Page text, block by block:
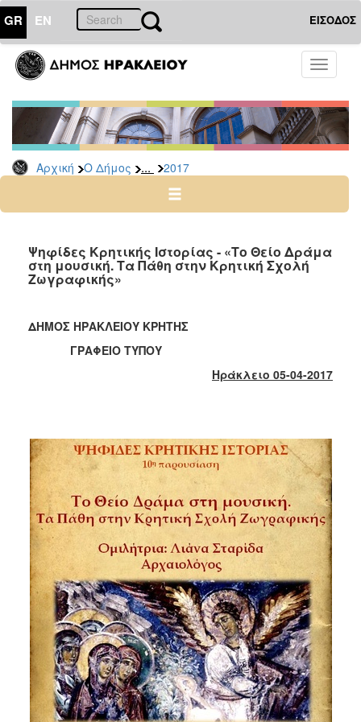
GR EN ΕΙΣΟΔΟΣ
Toggle
Αρχική Ο Δήμος ... 2017
ΔΗΜΟΣ
Δελτία
Τύπου
Αρχείο
2026
2024
2022
2021
2015
2013
2012
2011
2010
2006
ΤΟΠΟΣ
ΠΟΛΙΤΙΣΜΟΣ
Ψηφίδες Κρητικής Ιστορίας - «Το Θείο Δράμα
στη μουσική. Τα Πάθη στην Κρητική Σχολή
Ζωγραφικής»
ΔΗΜΟΣ ΗΡΑΚΛΕΙΟΥ ΚΡΗΤΗΣ
ΓΡΑΦΕΙΟ ΤΥΠΟΥ
Ηράκλειο 05-04-2017